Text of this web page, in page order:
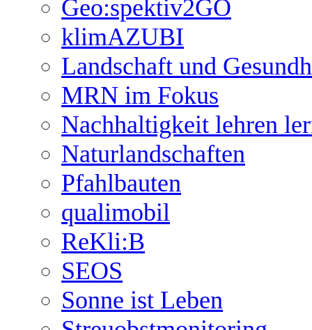
Geo:spektiv2GO
klimAZUBI
Landschaft und
MRN im Fokus
Nachhaltigkeit lehren
Naturlandschaften
Pfahlbauten
qualimobil
ReKli:B
SEOS
Sonne ist Leben